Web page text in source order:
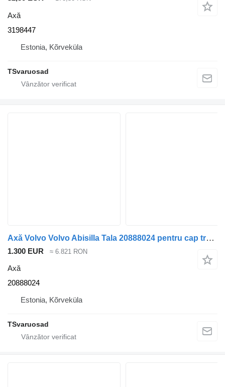
Axă
3198447
Estonia, Kõrveküla
TSvaruosad
Axă Volvo Volvo Abisilla Tala 20888024 pentru cap tractor Volvo FH13
1.300 EUR ≈ 6.821 RON
Axă
20888024
Estonia, Kõrveküla
TSvaruosad